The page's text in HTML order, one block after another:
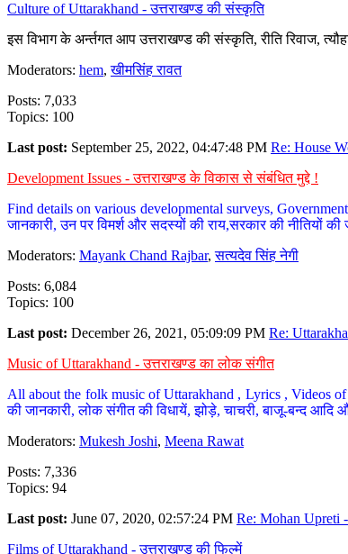
Culture of Uttarakhand - उत्तराखण्ड की संस्कृति
इस विभाग के अर्न्तगत आप उत्तराखण्ड की संस्कृति, रीति रिवाज,
Moderators: hem,खीमसिंह रावत
Posts: 7,033
Topics: 100
Last post: September 25, 2022, 04:47:48 PM Re: House
Development Issues - उत्तराखण्ड के विकास से संबंधित मुद्दे !
Find details on various developmental surveys,
जानकारी, उन पर विमर्श और सदस्यों की राय,सरकार की नीतियों
Moderators: Mayank Chand Rajbar,सत्यदेव सिंह नेगी
Posts: 6,084
Topics: 100
Last post: December 26, 2021, 05:09:09 PM Re:
Music of Uttarakhand - उत्तराखण्ड का लोक संगीत
All about the folk music of Uttarakhand , Lyrics , Videos
की जानकारी, लोक संगीत की विधायें, झोड़े, चाचरी, बाजू-बन्द
Moderators: Mukesh Joshi, Meena Rawat
Posts: 7,336
Topics: 94
Last post: June 07, 2020, 02:57:24 PM Re: Mohan Upreti
Films of Uttarakhand - उत्तराखण्ड की फिल्में